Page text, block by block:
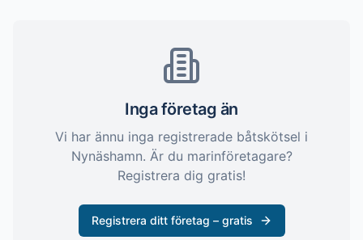
Inga företag än
Vi har ännu inga registrerade båtskötsel i
Nynäshamn. Är du marinföretagare?
Registrera dig gratis!
Registrera ditt företag – gratis